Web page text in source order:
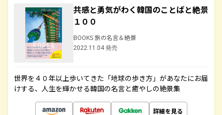
共感と勇気がわく韓国のことばと絶景
１００
BOOKS 旅の名言＆絶景
2022.11.04 発売
世界を４０年以上歩いてきた「地球の歩き方」があなたにお届
けする、人生を輝かせる韓国の名言と癒やしの絶景集
詳細を見る